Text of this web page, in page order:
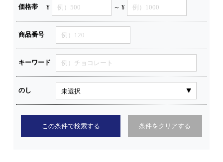
価格帯 ¥ ～ ¥
商品番号
キーワード
のし
この条件で検索する 条件をクリアする